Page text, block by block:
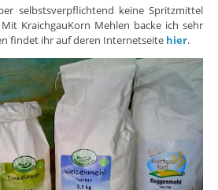
selbstsverpflichtend keine Spritzmittel
KraichgauKorn Mehlen backe ich sehr
findet ihr auf deren Internetseite hier.